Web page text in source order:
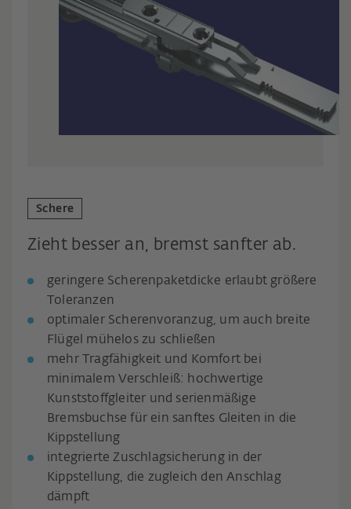
Schere
Zieht besser an, bremst sanfter ab.
geringere Scherenpaketdicke erlaubt größere
Toleranzen
optimaler Scherenvoranzug, um auch breite
Flügel mühelos zu schließen
mehr Tragfähigkeit und Komfort bei
minimalem Verschleiß: hochwertige
Kunststoffgleiter und serienmäßige
Bremsbuchse für ein sanftes Gleiten in die
Kippstellung
integrierte Zuschlagsicherung in der
Kippstellung, die zugleich den Anschlag
dämpft